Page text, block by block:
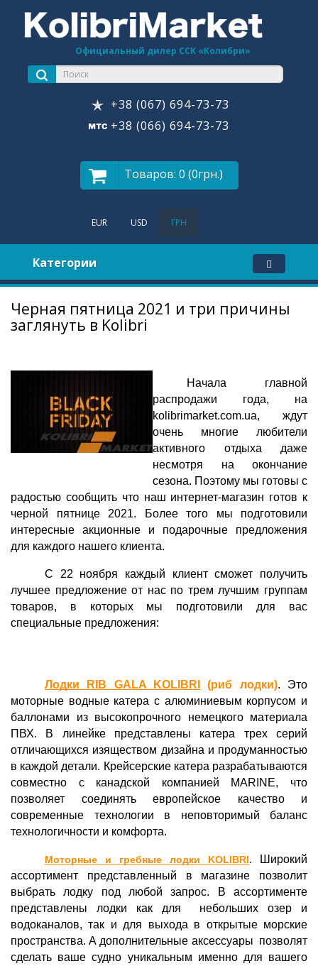
Официальный дилер ССК «Колибри»
+38 (067) 694-73-73
+38 (066) 694-73-73
Товаров: 0 (0грн.)
EUR USD ГРН
Категории
Черная пятница 2021 и три причины
заглянуть в Kolibri
Начала главной
распродажи года, на
kolibrimarket.com.ua, ждут
очень многие любители
активного отдыха даже
несмотря на окончание
сезона. Поэтому мы готовы с
радостью сообщить что наш интернет-магазин готов к
черной пятнице 2021. Более того мы подготовили
интересные акционные и подарочные предложения
для каждого нашего клиента.
С 22 ноября каждый клиент сможет получить
лучшее предложение от нас по трем лучшим группам
товаров, в которых мы подготовили для вас
специальные предложения:
Лодки RIB GALA KOLIBRI (риб лодки). Это
моторные водные катера с алюминиевым корпусом и
баллонами из высокопрочного немецкого материала
ПВХ. В линейке представлены катера трех серий
отличающихся изяществом дизайна и продуманностью
в каждой детали. Крейсерские катера разрабатываются
совместно с канадской компанией MARINE, что
позволяет соединять европейское качество и
современные технологии в неповторимый баланс
технологичности и комфорта.
Моторные и гребные лодки KOLIBRI. Широкий
ассортимент представленный в магазине позволит
выбрать лодку под любой запрос. В ассортименте
представлены лодки как для  небольших озер и
водоканалов, так и для выхода в открытые морские
пространства. А дополнительные аксессуары  позволят
сделать ваше судно уникальным именно для вашего